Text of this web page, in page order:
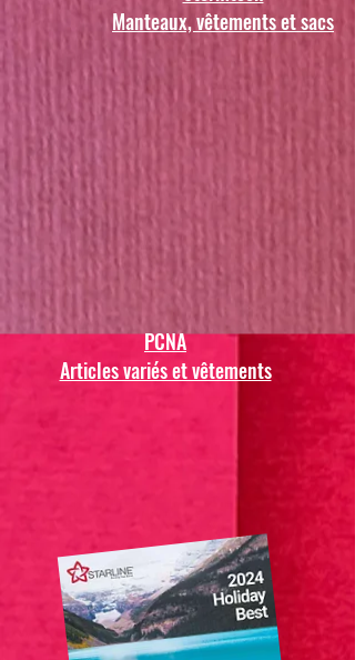
Manteaux, vêtements et sacs
PCNA
Articles variés et vêtements